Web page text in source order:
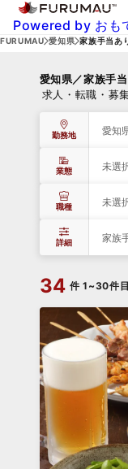
Powered by おも
FURUMAU 愛知県 家族手当あ
愛知県／家族手
求人・転職・募
勤務地 愛知
業態 未選
職種 未選
詳細 家族
34 件 1~30件